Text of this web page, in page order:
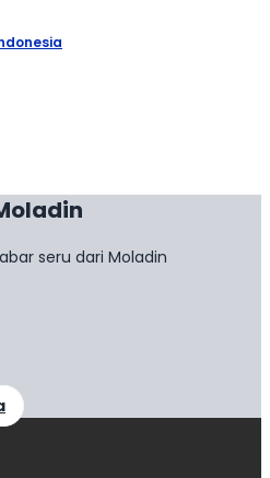
seru dari Moladin